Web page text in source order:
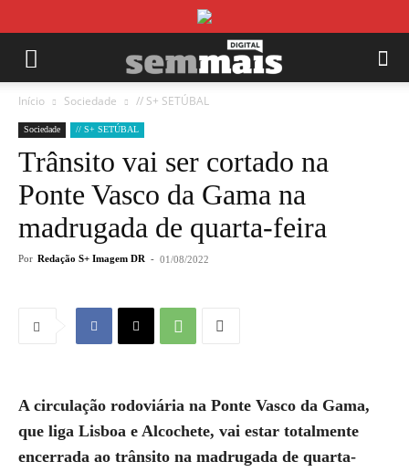
Início Sociedade // S+ SETÚBAL
Sociedade // S+ SETÚBAL
Trânsito vai ser cortado na
Ponte Vasco da Gama na
madrugada de quarta-feira
Por Redação S+ Imagem DR - 01/08/2022
A circulação rodoviária na Ponte Vasco da Gama,
que liga Lisboa e Alcochete, vai estar totalmente
encerrada ao trânsito na madrugada de quarta-